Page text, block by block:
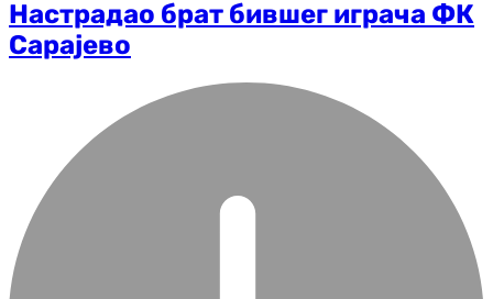
Настрадао брат бившег играча ФК
Сарајево